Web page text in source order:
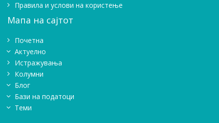
Правила и услови на користење
Мапа на сајтот
Почетна
Актуелно
Истражувањa
Колумни
Блог
Бази на податоци
Теми